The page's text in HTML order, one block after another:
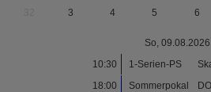
3 4 5 6
So, 09.08.2026
10:30
1-Serien-PS
18:00
Sommerpokal